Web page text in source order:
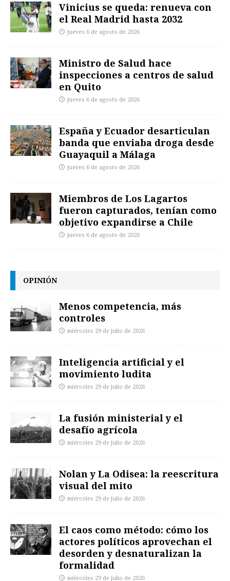
Vinicius se queda: renueva con
el Real Madrid hasta 2032
jueves 6 de agosto de 2026
Ministro de Salud hace
inspecciones a centros de salud
en Quito
jueves 6 de agosto de 2026
España y Ecuador desarticulan
banda que enviaba droga desde
Guayaquil a Málaga
jueves 6 de agosto de 2026
Miembros de Los Lagartos
fueron capturados, tenían como
objetivo expandirse a Chile
jueves 6 de agosto de 2026
OPINIÓN
Menos competencia, más
controles
miércoles 29 de julio de 2026
Inteligencia artificial y el
movimiento ludita
miércoles 29 de julio de 2026
La fusión ministerial y el
desafío agrícola
miércoles 29 de julio de 2026
Nolan y La Odisea: la reescritura
visual del mito
miércoles 29 de julio de 2026
El caos como método: cómo los
actores políticos aprovechan el
desorden y desnaturalizan la
formalidad
miércoles 29 de julio de 2026